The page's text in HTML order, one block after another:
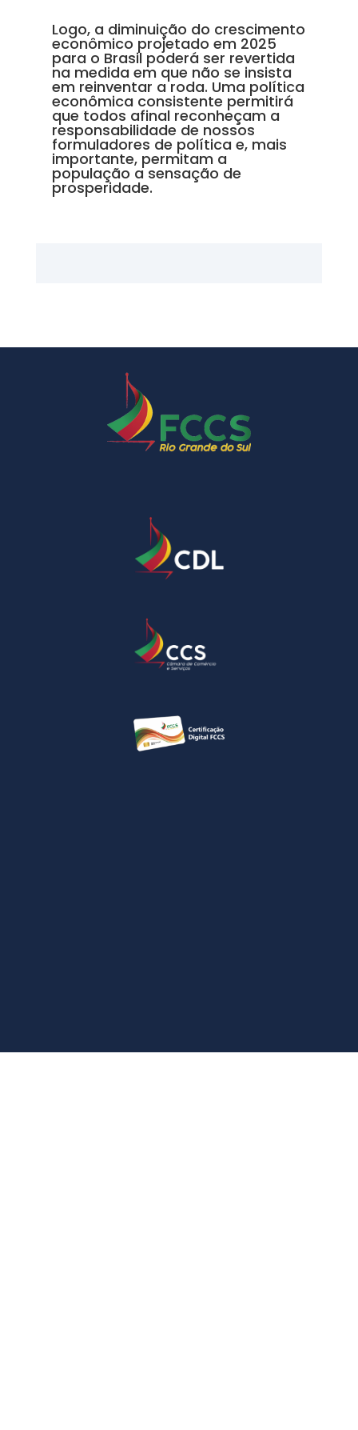
Logo, a diminuição do crescimento
econômico projetado em 2025
para o Brasil poderá ser revertida
na medida em que não se insista
em reinventar a roda. Uma política
econômica consistente permitirá
que todos afinal reconheçam a
responsabilidade de nossos
formuladores de política e, mais
importante, permitam a
população a sensação de
prosperidade.